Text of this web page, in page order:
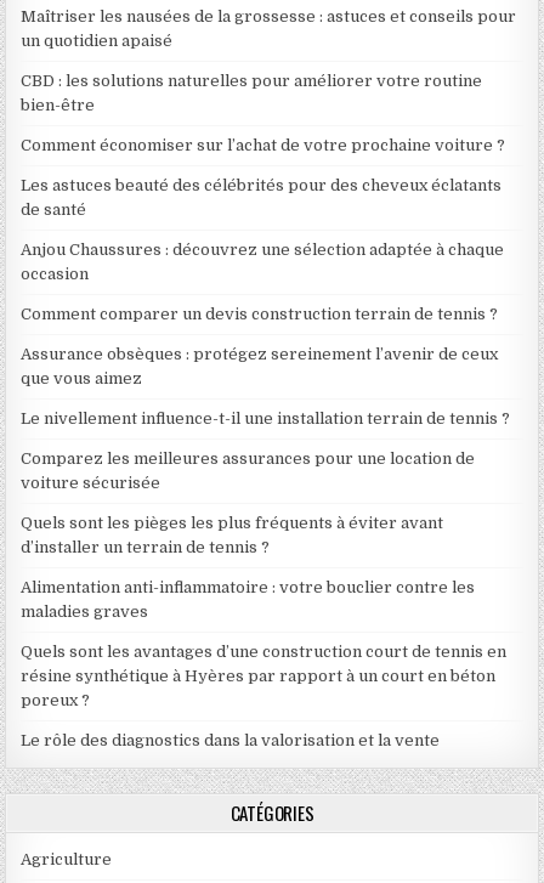
Maîtriser les nausées de la grossesse : astuces et conseils pour
un quotidien apaisé
CBD : les solutions naturelles pour améliorer votre routine
bien-être
Comment économiser sur l’achat de votre prochaine voiture ?
Les astuces beauté des célébrités pour des cheveux éclatants
de santé
Anjou Chaussures : découvrez une sélection adaptée à chaque
occasion
Comment comparer un devis construction terrain de tennis ?
Assurance obsèques : protégez sereinement l’avenir de ceux
que vous aimez
Le nivellement influence-t-il une installation terrain de tennis ?
Comparez les meilleures assurances pour une location de
voiture sécurisée
Quels sont les pièges les plus fréquents à éviter avant
d’installer un terrain de tennis ?
Alimentation anti-inflammatoire : votre bouclier contre les
maladies graves
Quels sont les avantages d’une construction court de tennis en
résine synthétique à Hyères par rapport à un court en béton
poreux ?
Le rôle des diagnostics dans la valorisation et la vente
CATÉGORIES
Agriculture